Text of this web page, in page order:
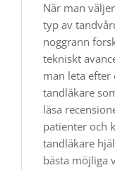
När man
typ av
noggrann
tekniskt
man leta efter
tandläkare
läsa
patienter och
tandläkare
bästa möjliga